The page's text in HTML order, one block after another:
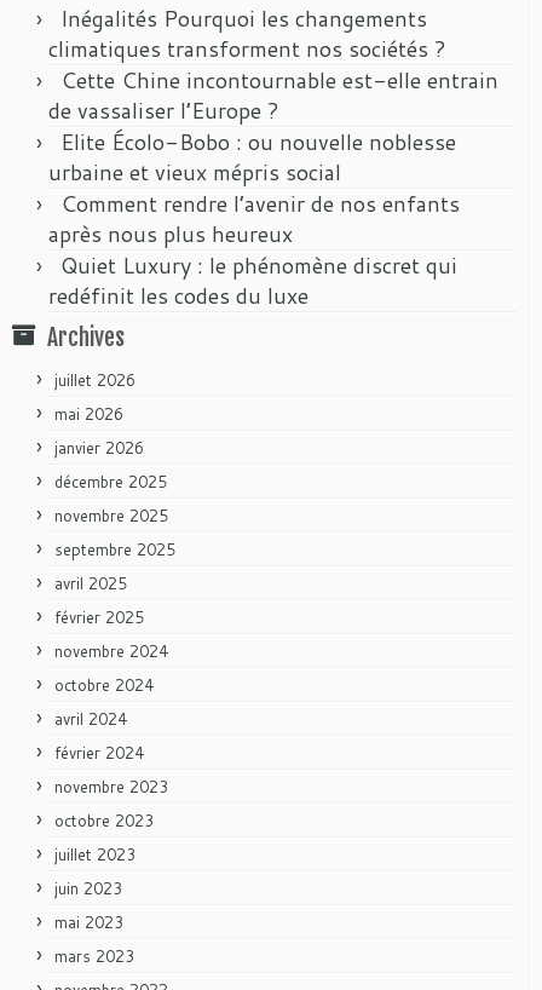
Inégalités Pourquoi les changements
climatiques transforment nos sociétés ?
Cette Chine incontournable est-elle entrain
de vassaliser l’Europe ?
Elite Écolo-Bobo : ou nouvelle noblesse
urbaine et vieux mépris social
Comment rendre l’avenir de nos enfants
après nous plus heureux
Quiet Luxury : le phénomène discret qui
redéfinit les codes du luxe
Archives
juillet 2026
mai 2026
janvier 2026
décembre 2025
novembre 2025
septembre 2025
avril 2025
février 2025
novembre 2024
octobre 2024
avril 2024
février 2024
novembre 2023
octobre 2023
juillet 2023
juin 2023
mai 2023
mars 2023